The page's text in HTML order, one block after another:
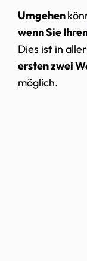
Umgehen
wenn Sie
Dies ist in
ersten zwei
möglich.